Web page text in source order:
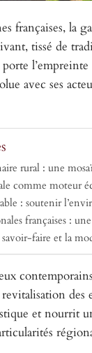
françaises, la
tissé de
porte
avec ses
rural : une
comme moteur
: soutenir
françaises :
savoir-faire et la
des
et nourrit